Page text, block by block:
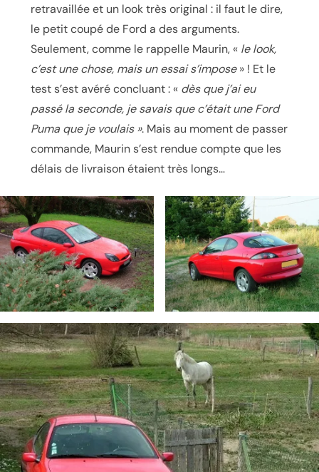
retravaillée et un look très original : il faut le dire,
le petit coupé de Ford a des arguments.
Seulement, comme le rappelle Maurin, « le look,
c’est une chose, mais un essai s’impose» ! Et le
test s’est avéré concluant : « dès que j’ai eu
passé la seconde, je savais que c’était une Ford
Puma que je voulais ». Mais au moment de passer
commande, Maurin s’est rendue compte que les
délais de livraison étaient très longs…